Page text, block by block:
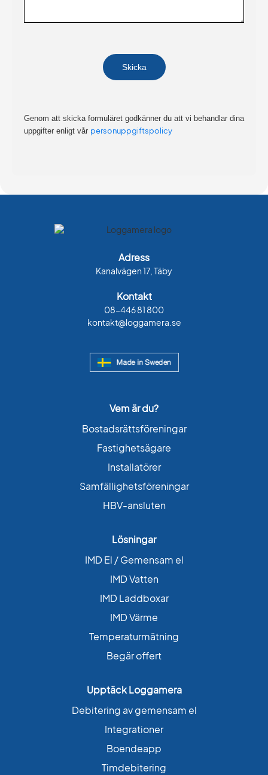
Genom att skicka formuläret godkänner du att vi behandlar dina
uppgifter enligt vår personuppgiftspolicy
Adress
Kanalvägen 17, Täby
Kontakt
08-446 81 800
kontakt@loggamera.se
Vem är du?
Bostadsrättsföreningar
Fastighetsägare
Installatörer
Samfällighetsföreningar
HBV-ansluten
Lösningar
IMD El / Gemensam el
IMD Vatten
IMD Laddboxar
IMD Värme
Temperaturmätning
Begär offert
Upptäck Loggamera
Debitering av gemensam el
Integrationer
Boendeapp
Timdebitering